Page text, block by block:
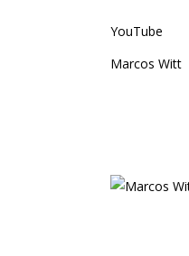
YouTube
Marcos Witt